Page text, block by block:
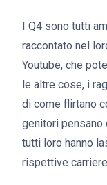
I Q4 sono tutti
raccontato nel
Youtube, che
le altre cose, i
di come flirtano
genitori pensano
tutti loro hanno
rispettive